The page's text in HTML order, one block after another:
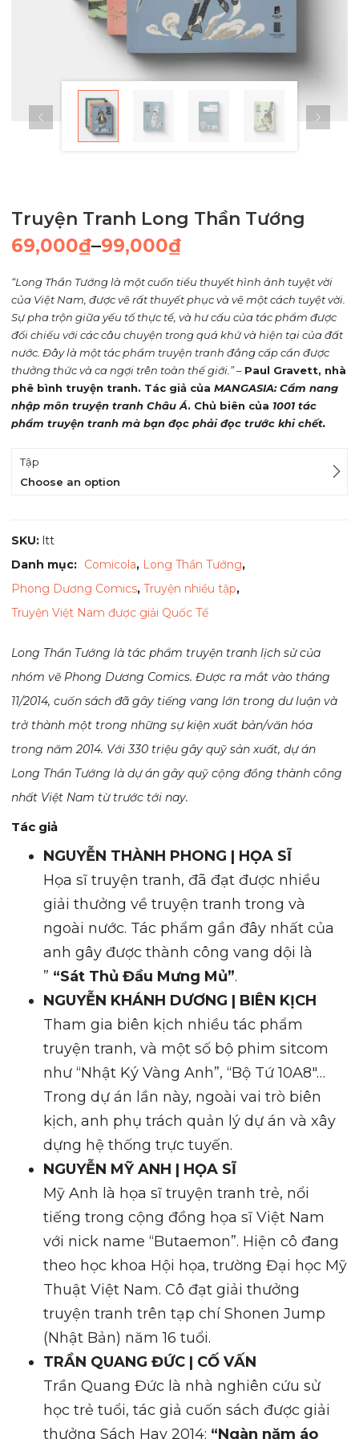
Truyện Tranh Long Thần Tướng
69,000₫–99,000₫
Khoảng
giá:
từ
69,000₫
đến
99,000₫
“Long Thần Tướng là một cuốn tiểu thuyết hình ảnh tuyệt vời
của Việt Nam, được vẽ rất thuyết phục và vẽ một cách tuyệt vời.
Sự pha trộn giữa yếu tố thực tế, và hư cấu của tác phẩm được
đối chiếu với các câu chuyện trong quá khứ và hiện tại của đất
nước. Đây là một tác phẩm truyện tranh đẳng cấp cần được
thưởng thức và ca ngợi trên toàn thế giới.”– Paul Gravett, nhà
phê bình truyện tranh. Tác giả củaMANGASIA: Cẩm nang
nhập môn truyện tranh Châu Á. Chủ biên của 1001 tác
phẩm truyện tranh mà bạn đọc phải đọc trước khi chết.
Tập
Choose an option
SKU: ltt
Danh mục: Comicola, Long Thần Tướng,
Phong Dương Comics,Truyện nhiều tập,
Truyện Việt Nam được giải Quốc Tế
Long Thần Tướng là tác phẩm truyện tranh lịch sử của
nhóm vẽ Phong Dương Comics. Được ra mắt vào tháng
11/2014, cuốn sách đã gây tiếng vang lớn trong dư luận và
trở thành một trong những sự kiện xuất bản/văn hóa
trong năm 2014. Với 330 triệu gây quỹ sản xuất, dự án
Long Thần Tướng là dự án gây quỹ cộng đồng thành công
nhất Việt Nam từ trước tới nay.
Tác giả
NGUYỄN THÀNH PHONG | HỌA SĨ
Họa sĩ truyện tranh, đã đạt được nhiều
giải thưởng về truyện tranh trong và
ngoài nước. Tác phẩm gần đây nhất của
anh gây được thành công vang dội là
” “Sát Thủ Đầu Mưng Mủ”.
NGUYỄN KHÁNH DƯƠNG | BIÊN KỊCH
Tham gia biên kịch nhiều tác phẩm
truyện tranh, và một số bộ phim sitcom
như “Nhật Ký Vàng Anh”, “Bộ Tứ 10A8″…
Trong dự án lần này, ngoài vai trò biên
kịch, anh phụ trách quản lý dự án và xây
dựng hệ thống trực tuyến.
NGUYỄN MỸ ANH | HỌA SĨ
Mỹ Anh là họa sĩ truyện tranh trẻ, nổi
tiếng trong cộng đồng họa sĩ Việt Nam
với nick name “Butaemon”. Hiện cô đang
theo học khoa Hội họa, trường Đại học Mỹ
Thuật Việt Nam. Cô đạt giải thưởng
truyện tranh trên tạp chí Shonen Jump
(Nhật Bản) năm 16 tuổi.
TRẦN QUANG ĐỨC | CỐ VẤN
Trần Quang Đức là nhà nghiên cứu sử
học trẻ tuổi, tác giả cuốn sách được giải
thưởng Sách Hay 2014: “Ngàn năm áo